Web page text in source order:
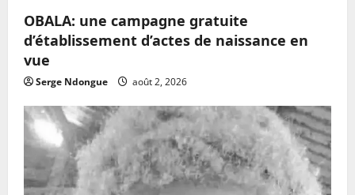
OBALA: une campagne gratuite
d’établissement d’actes de naissance en
vue
Serge Ndongue août 2, 2026